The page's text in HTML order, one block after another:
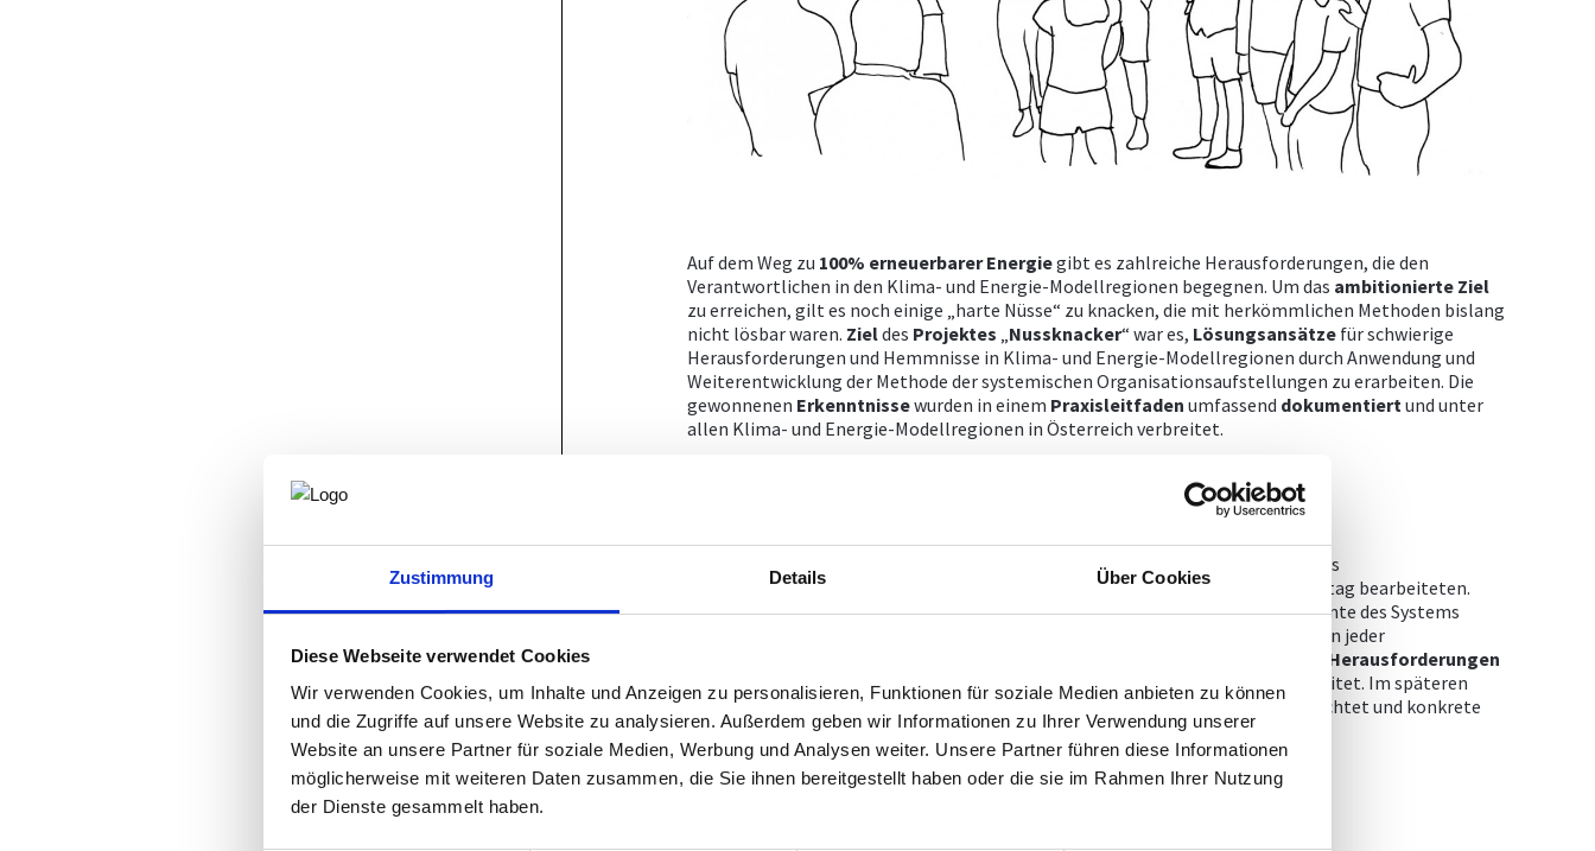
Zustimmung Details Über Cookies
Diese Webseite verwendet Cookies
Wir verwenden Cookies, um Inhalte und Anzeigen zu personalisieren, Funktionen für soziale Medien anbieten zu können
und die Zugriffe auf unsere Website zu analysieren. Außerdem geben wir Informationen zu Ihrer Verwendung unserer
Website an unsere Partner für soziale Medien, Werbung und Analysen weiter. Unsere Partner führen diese Informationen
möglicherweise mit weiteren Daten zusammen, die Sie ihnen bereitgestellt haben oder die sie im Rahmen Ihrer Nutzung
der Dienste gesammelt haben.
Auf dem Weg zu 100% erneuerbarer Energiegibt es zahlreiche Herausforderungen, die den
Verantwortlichen in den Klima- und Energie-Modellregionen begegnen. Um das ambitionierte Ziel
zu erreichen, gilt es noch einige „harte Nüsse“ zu knacken, die mit herkömmlichen Methoden bislang
nicht lösbar waren. Zieldes Projektes Nussknacker“ war es, Lösungsansätze für schwierige
Herausforderungen und Hemmnisse in Klima- und Energie-Modellregionen durch Anwendung und
Weiterentwicklung der Methode der systemischen Organisationsaufstellungen zu erarbeiten. Die
gewonnenen Erkenntnissewurden in einem Praxisleitfaden umfassend dokumentiert und unter
allen Klima- und Energie-Modellregionen in Österreich verbreitet.
Die teilnehmenden Klima- und Energie-Modellregionen erfassten während eines
Erhebungsworkshops
größten Herausforderungendie sie im Arbeitsalltag bearbeiteten.
Mittels Fragebogen wurde eineBestandserhebungder Themen und der Elemente des Systems
definiert. Im zweiten Schritt fanden in jeder
Herausforderungen
statt. Dabei wurde die bestmögliche Entwicklung zum jeweiligen Thema erarbeitet. Im späteren
Reflexionsworkshop wurden die Methode sowie die Ergebnisse nochmals beleuchtet und konkrete
Umsetzungsschritte geprüft.